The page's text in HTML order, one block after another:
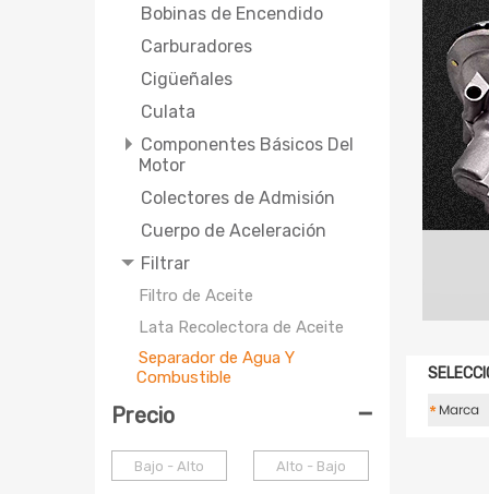
Bobinas de Encendido
Carburadores
Cigüeñales
Culata
Componentes Básicos Del
Motor
Colectores de Admisión
Cuerpo de Aceleración
Filtrar
Filtro de Aceite
Lata Recolectora de Aceite
Separador de Agua Y
Combustible
Kit de Pistón Y Cilindro MT
Radiador
Precio -
Bajo - Alto Alto - Bajo
*